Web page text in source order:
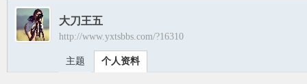
›
大刀王五
http://www.yxtsbbs.com/?16310
主题 个人资料